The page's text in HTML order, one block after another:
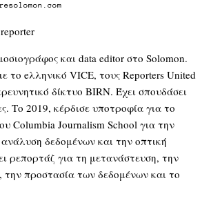
και data editor στο Solomon.
το eλληνικό VICE, τους Reporters United
δίκτυο BIRN. Έχει σπουδάσει
Το 2019, κέρδισε υποτροφία για το
Columbia Journalism School για την
δεδομένων και την οπτική
ρεπορτάζ για τη μετανάστευση, την
την προστασία των δεδομένων και το